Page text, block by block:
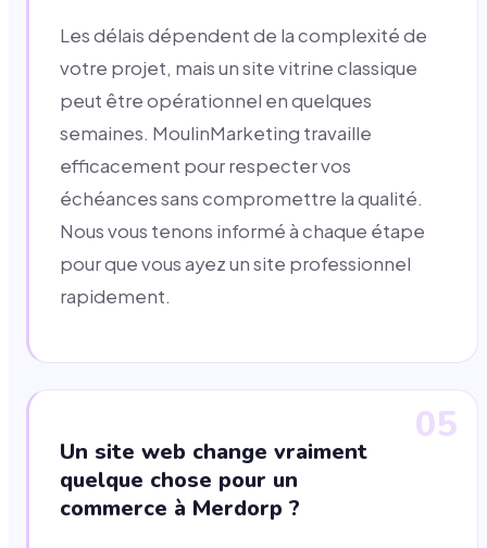
Les délais dépendent de la complexité de
votre projet, mais un site vitrine classique
peut être opérationnel en quelques
semaines. MoulinMarketing travaille
efficacement pour respecter vos
échéances sans compromettre la qualité.
Nous vous tenons informé à chaque étape
pour que vous ayez un site professionnel
rapidement.
05
Un site web change vraiment
quelque chose pour un
commerce à Merdorp ?